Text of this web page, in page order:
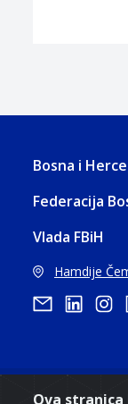
Ova
Bosna i
Federacija
Vlada FBiH
Hamdije